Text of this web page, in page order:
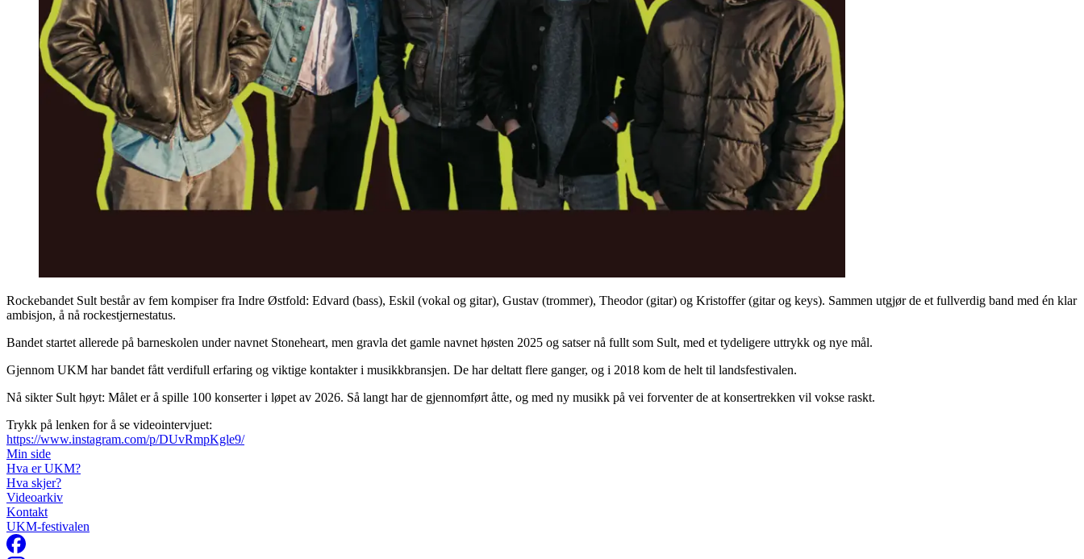
Rockebandet Sult består av fem kompiser fra Indre Østfold: Edvard (bass), Eskil (vokal og gitar), Gustav (trommer), Theodor (gitar) og Kristoffer (gitar og keys). Sammen utgjør de et fullverdig band med én klar
ambisjon, å nå rockestjernestatus.​​​​‌ ‍ ​‍​‍‌‍ ‌ ​‍‌‍‍‌‌‍‌ ‌‍‍‌‌‍ ‍​‍​‍​ ‍‍​‍​‍‌ ​ ‌‍​‌‌‍ ‍‌‍‍‌‌ ‌​‌ ‍‌​‍ ‍‌‍‍‌‌‍ ​‍​‍​‍ ​​‍​‍‌‍‍​‌ ​‍‌‍‌‌‌‍‌‍​‍​‍​ ‍‍​‍​‍‌‍‍​‌ ‌​‌ ‌​‌ ​​‌ ​ ​ ‍‍​‍ ​‍ ‌ ‌‌‌‍‍ ‌‍ ‌​‍ ‍‌ ​ ‌‍​‌‌‍ ‍‌‍‍‌‌ ‌​‌ ‍‌​‍ ‍‌ ​ ‌ ‌​‌ ‌‌‌‍‌​‌‍‍‌‌‍ ​‍ ‌‍‍‌‌‍ ‍‌ ‌​‌‍‌‌‌‍ ‍‌ ‌​​‍ ‌‍‌‌‌‍‌​‌‍‍‌‌ ‌​​‍ ‌‍ ‌‌‍ ‌‍‌​‌‍‌‌​ ‌‌ ​​‌ ​‍‌‍‌‌‌ ​ ‌‍‌‌‌‍ ‍‌ ‌​‌‍​‌‌ ‌​‌‍‍‌‌‍ ‌‍ ‍​ ‍ ‌‍‍‌‌‍‌​​ ‌‌‍​‍‌‍​ ​ ​ ‌‍​‌​ ‌‌​ ‌​​ ‌ ​ ​​​‍ ‌​ ‍​​ ‍‌​ ​ ‌‍‌​​‍ ‌​ ‌​‌‍​‌​ ‍​​ ‌ ​‍ ‌‌‍​‌​ ‌ ​ ‌‌​ ‍‌​‍ ‌​ ​‍​ ‌ ​ ‍​‌‍​‌​ ‌ ​ ​ ​ ‌‌​ ​ ​ ‍‌‌‍​ ​ ​‌‌‍​‍​ ‍ ‌ ‌​‌ ‍‌‌ ​​‌‍‌‌​ ‌‌‍​‍‌‍ ​‌‍ ‌‍‌ ​ ‍ ‌ ​​‌‍​‌‌ ‌​‌‍‍​​ ‌‌ ​‍‌‍‍‌‌‍​ ‌‍‍​‌‌‌​‌‍‌‌‌ ‍​‌ ‌​​‍‌‌​ ‌‌‌​​‍‌‌ ‌‍‍ ‌‍‌‌‌ ‍‌​‍‌‌​ ​ ‌​‌​​‍‌‌​ ​ ‌​‌​​‍‌‌​ ​‍​ ​‍‌‍‌‍‌‍​‌​ ‍‌​ ​‍​ ‌​‌‍​‌​ ‌ ​ ​​‌‍‌‍‌‍​‌​ ​​​ ‌​​‍‌‌​ ​‍​ ​‍​‍‌‌​ ‌‌‌​‌​​‍ ‍‌‍​ ‌‍‍​‌‍‍‌‌‍ ​‌‍‌​‌ ​‍‌‍‌‌‌‍ ‍​‍‌‌​ ‌‌‌​​‍‌‌ ‌‍‍ ‌‍‌‌‌ ‍‌​‍‌‌​ ​ ‌​‌​​‍‌‌​ ​ ‌​‌​​‍‌‌​ ​‍​ ​‍​ ‍‌‌‍​‌​ ​‍​ ​‍‌‍​‌‌‍​‌‌‍‌​​ ​‍​ ‌ ​ ‌ ​ ​​​ ‌‍​‍‌‌​ ​‍​ ​‍​‍‌‌​ ‌‌‌​‌​​‍ ‍‌ ‌​‌‍‌‌‌ ‍​‌ ‌​​ ‌‍​‍‌‍​‌‌ ​ ‌‍‌‌‌‌‌‌‌ ​‍‌‍ ​​ ‌‌‍‍​‌ ‌​‌ ‌​‌ ​​‌ ​ ​‍‌‌​ ​ ‌​​‌​‍‌‌​ ​‍‌​‌‍​‍‌‌​ ​‍‌​‌‍‌ ‌‌‌‍‍ ‌‍ ‌​‍ ‍‌ ​ ‌‍​‌‌‍ ‍‌‍‍‌‌ ‌​‌ ‍‌​‍ ‍‌ ​ ‌ ‌​‌ ‌‌‌‍‌​‌‍‍‌‌‍ ​‍‌‍‌‍‍‌‌‍‌​​ ‌‌‍​‍‌‍​ ​ ​ ‌‍​‌​ ‌‌​ ‌​​ ‌ ​ ​​​‍ ‌​ ‍​​ ‍‌​ ​ ‌‍‌​​‍ ‌​ ‌​‌‍​‌​ ‍​​ ‌ ​‍ ‌‌‍​‌​ ‌ ​ ‌‌​ ‍‌​‍ ‌​ ​‍​ ‌ ​ ‍​‌‍​‌​ ‌ ​ ​ ​ ‌‌​ ​ ​ ‍‌‌‍​ ​ ​‌‌‍​‍​‍‌‍‌ ‌​‌ ‍‌‌ ​​‌‍‌‌​ ‌‌‍​‍‌‍ ​‌‍ ‌‍‌ ​‍‌‍‌ ​​‌‍​‌‌ ‌​‌‍‍​​ ‌‌ ​‍‌‍‍‌‌‍​ ‌‍‍​‌‌‌​‌‍‌‌‌ ‍​‌ ‌​​‍‌‌​ ‌‌‌​​‍‌‌ ‌‍‍ ‌‍‌‌‌ ‍‌​‍‌‌​ ​ ‌​‌​​‍‌‌​ ​ ‌​‌​​‍‌‌​ ​‍​ ​‍‌‍‌‍‌‍​‌​ ‍‌​ ​‍​ ‌​‌‍​‌​ ‌ ​ ​​‌‍‌‍‌‍​‌​ ​​​ ‌​​‍‌‌​ ​‍​ ​‍​‍‌‌​ ‌‌‌​‌​​‍ ‍‌‍​ ‌‍‍​‌‍‍‌‌‍ ​‌‍‌​‌ ​‍‌‍‌‌‌‍ ‍​‍‌‌​ ‌‌‌​​‍‌‌ ‌‍‍ ‌‍‌‌‌ ‍‌​‍‌‌​ ​ ‌​‌​​‍‌‌​ ​ ‌​‌​​‍‌‌​ ​‍​ ​‍​ ‍‌‌‍​‌​ ​‍​ ​‍‌‍​‌‌‍​‌‌‍‌​​ ​‍​ ‌ ​ ‌ ​ ​​​ ‌‍​‍‌‌​ ​‍​ ​‍​‍‌‌​ ‌‌‌​‌​​‍ ‍‌ ‌​‌‍‌‌‌ ‍​‌ ‌​​‍‌‍‌ ​​‌‍‌‌‌ ​‍‌ ​ ‌ ​​‌‍‌‌‌‍​ ‌ ‌​‌‍‍‌‌ ‌‍‌‍‌‌​ ‌‌ ​​‌ ‌‌‌‍​‍‌‍ ​‌‍‍‌‌ ​ ‌‍‍​‌‍‌‌‌‍‌​​‍​‍‌ ‌
Bandet startet allerede på barneskolen under navnet Stoneheart, men gravla det gamle navnet høsten 2025 og satser nå fullt som Sult, med et tydeligere uttrykk og nye mål.​​​​‌ ‍ ​‍​‍‌‍ ‌ ​‍‌‍‍‌‌‍‌ ‌‍‍‌‌‍ ‍​‍​‍​ ‍‍​‍​‍‌ ​ ‌‍​‌‌‍ ‍‌‍‍‌‌ ‌​‌ ‍‌​‍ ‍‌‍‍‌‌‍ ​‍​‍​‍ ​​‍​‍‌‍‍​‌ ​‍‌‍‌‌‌‍‌‍​‍​‍​ ‍‍​‍​‍‌‍‍​‌ ‌​‌ ‌​‌ ​​‌ ​ ​ ‍‍​‍ ​‍ ‌ ‌‌‌‍‍ ‌‍ ‌​‍ ‍‌ ​ ‌‍​‌‌‍ ‍‌‍‍‌‌ ‌​‌ ‍‌​‍ ‍‌ ​ ‌ ‌​‌ ‌‌‌‍‌​‌‍‍‌‌‍ ​‍ ‌‍‍‌‌‍ ‍‌ ‌​‌‍‌‌‌‍ ‍‌ ‌​​‍ ‌‍‌‌‌‍‌​‌‍‍‌‌ ‌​​‍ ‌‍ ‌‌‍ ‌‍‌​‌‍‌‌​ ‌‌ ​​‌ ​‍‌‍‌‌‌ ​ ‌‍‌‌‌‍ ‍‌ ‌​‌‍​‌‌ ‌​‌‍‍‌‌‍ ‌‍ ‍​ ‍ ‌‍‍‌‌‍‌​​ ‌‌‍​‍‌‍​ ​ ​ ‌‍​‌​ ‌‌​ ‌​​ ‌ ​ ​​​‍ ‌​ ‍​​ ‍‌​ ​ ‌‍‌​​‍ ‌​ ‌​‌‍​‌​ ‍​​ ‌ ​‍ ‌‌‍​‌​ ‌ ​ ‌‌​ ‍‌​‍ ‌​ ​‍​ ‌ ​ ‍​‌‍​‌​ ‌ ​ ​ ​ ‌‌​ ​ ​ ‍‌‌‍​ ​ ​‌‌‍​‍​ ‍ ‌ ‌​‌ ‍‌‌ ​​‌‍‌‌​ ‌‌‍​‍‌‍ ​‌‍ ‌‍‌ ​ ‍ ‌ ​​‌‍​‌‌ ‌​‌‍‍​​ ‌‌ ​‍‌‍‍‌‌‍​ ‌‍‍​‌‌‌​‌‍‌‌‌ ‍​‌ ‌​​‍‌‌​ ‌‌‌​​‍‌‌ ‌‍‍ ‌‍‌‌‌ ‍‌​‍‌‌​ ​ ‌​‌​​‍‌‌​ ​ ‌​‌​​‍‌‌​ ​‍​ ​‍​ ‌‌​ ​ ​ ‌ ​ ​ ‌‍​ ​ ​​​ ​‌‌‍‌​​ ​ ‌‍​‍‌‍‌​‌‍‌‌​‍‌‌​ ​‍​ ​‍​‍‌‌​ ‌‌‌​‌​​‍ ‍‌‍​ ‌‍‍​‌‍‍‌‌‍ ​‌‍‌​‌ ​‍‌‍‌‌‌‍ ‍​‍‌‌​ ‌‌‌​​‍‌‌ ‌‍‍ ‌‍‌‌‌ ‍‌​‍‌‌​ ​ ‌​‌​​‍‌‌​ ​ ‌​‌​​‍‌‌​ ​‍​ ​‍​ ‌‌​ ‍‌​ ​​‌‍‌‍​ ‌​​ ​ ​ ​‍​ ‍‌​ ‌‍‌‍​‌​ ‌ ‌‍​‌​‍‌‌​ ​‍​ ​‍​‍‌‌​ ‌‌‌​‌​​‍ ‍‌ ‌​‌‍‌‌‌ ‍​‌ ‌​​ ‌‍​‍‌‍​‌‌ ​ ‌‍‌‌‌‌‌‌‌ ​‍‌‍ ​​ ‌‌‍‍​‌ ‌​‌ ‌​‌ ​​‌ ​ ​‍‌‌​ ​ ‌​​‌​‍‌‌​ ​‍‌​‌‍​‍‌‌​ ​‍‌​‌‍‌ ‌‌‌‍‍ ‌‍ ‌​‍ ‍‌ ​ ‌‍​‌‌‍ ‍‌‍‍‌‌ ‌​‌ ‍‌​‍ ‍‌ ​ ‌ ‌​‌ ‌‌‌‍‌​‌‍‍‌‌‍ ​‍‌‍‌‍‍‌‌‍‌​​ ‌‌‍​‍‌‍​ ​ ​ ‌‍​‌​ ‌‌​ ‌​​ ‌ ​ ​​​‍ ‌​ ‍​​ ‍‌​ ​ ‌‍‌​​‍ ‌​ ‌​‌‍​‌​ ‍​​ ‌ ​‍ ‌‌‍​‌​ ‌ ​ ‌‌​ ‍‌​‍ ‌​ ​‍​ ‌ ​ ‍​‌‍​‌​ ‌ ​ ​ ​ ‌‌​ ​ ​ ‍‌‌‍​ ​ ​‌‌‍​‍​‍‌‍‌ ‌​‌ ‍‌‌ ​​‌‍‌‌​ ‌‌‍​‍‌‍ ​‌‍ ‌‍‌ ​‍‌‍‌ ​​‌‍​‌‌ ‌​‌‍‍​​ ‌‌ ​‍‌‍‍‌‌‍​ ‌‍‍​‌‌‌​‌‍‌‌‌ ‍​‌ ‌​​‍‌‌​ ‌‌‌​​‍‌‌ ‌‍‍ ‌‍‌‌‌ ‍‌​‍‌‌​ ​ ‌​‌​​‍‌‌​ ​ ‌​‌​​‍‌‌​ ​‍​ ​‍​ ‌‌​ ​ ​ ‌ ​ ​ ‌‍​ ​ ​​​ ​‌‌‍‌​​ ​ ‌‍​‍‌‍‌​‌‍‌‌​‍‌‌​ ​‍​ ​‍​‍‌‌​ ‌‌‌​‌​​‍ ‍‌‍​ ‌‍‍​‌‍‍‌‌‍ ​‌‍‌​‌ ​‍‌‍‌‌‌‍ ‍​‍‌‌​ ‌‌‌​​‍‌‌ ‌‍‍ ‌‍‌‌‌ ‍‌​‍‌‌​ ​ ‌​‌​​‍‌‌​ ​ ‌​‌​​‍‌‌​ ​‍​ ​‍​ ‌‌​ ‍‌​ ​​‌‍‌‍​ ‌​​ ​ ​ ​‍​ ‍‌​ ‌‍‌‍​‌​ ‌ ‌‍​‌​‍‌‌​ ​‍​ ​‍​‍‌‌​ ‌‌‌​‌​​‍ ‍‌ ‌​‌‍‌‌‌ ‍​‌ ‌​​‍‌‍‌ ​​‌‍‌‌‌ ​‍‌ ​ ‌ ​​‌‍‌‌‌‍​ ‌ ‌​‌‍‍‌‌ ‌‍‌‍‌‌​ ‌‌ ​​‌ ‌‌‌‍​‍‌‍ ​‌‍‍‌‌ ​ ‌‍‍​‌‍‌‌‌‍‌​​‍​‍‌ ‌
Gjennom UKM har bandet fått verdifull erfaring og viktige kontakter i musikkbransjen. De har deltatt flere ganger, og i 2018 kom de helt til landsfestivalen.​​​​‌ ‍ ​‍​‍‌‍ ‌ ​‍‌‍‍‌‌‍‌ ‌‍‍‌‌‍ ‍​‍​‍​ ‍‍​‍​‍‌ ​ ‌‍​‌‌‍ ‍‌‍‍‌‌ ‌​‌ ‍‌​‍ ‍‌‍‍‌‌‍ ​‍​‍​‍ ​​‍​‍‌‍‍​‌ ​‍‌‍‌‌‌‍‌‍​‍​‍​ ‍‍​‍​‍‌‍‍​‌ ‌​‌ ‌​‌ ​​‌ ​ ​ ‍‍​‍ ​‍ ‌ ‌‌‌‍‍ ‌‍ ‌​‍ ‍‌ ​ ‌‍​‌‌‍ ‍‌‍‍‌‌ ‌​‌ ‍‌​‍ ‍‌ ​ ‌ ‌​‌ ‌‌‌‍‌​‌‍‍‌‌‍ ​‍ ‌‍‍‌‌‍ ‍‌ ‌​‌‍‌‌‌‍ ‍‌ ‌​​‍ ‌‍‌‌‌‍‌​‌‍‍‌‌ ‌​​‍ ‌‍ ‌‌‍ ‌‍‌​‌‍‌‌​ ‌‌ ​​‌ ​‍‌‍‌‌‌ ​ ‌‍‌‌‌‍ ‍‌ ‌​‌‍​‌‌ ‌​‌‍‍‌‌‍ ‌‍ ‍​ ‍ ‌‍‍‌‌‍‌​​ ‌‌‍​‍‌‍​ ​ ​ ‌‍​‌​ ‌‌​ ‌​​ ‌ ​ ​​​‍ ‌​ ‍​​ ‍‌​ ​ ‌‍‌​​‍ ‌​ ‌​‌‍​‌​ ‍​​ ‌ ​‍ ‌‌‍​‌​ ‌ ​ ‌‌​ ‍‌​‍ ‌​ ​‍​ ‌ ​ ‍​‌‍​‌​ ‌ ​ ​ ​ ‌‌​ ​ ​ ‍‌‌‍​ ​ ​‌‌‍​‍​ ‍ ‌ ‌​‌ ‍‌‌ ​​‌‍‌‌​ ‌‌‍​‍‌‍ ​‌‍ ‌‍‌ ​ ‍ ‌ ​​‌‍​‌‌ ‌​‌‍‍​​ ‌‌ ​‍‌‍‍‌‌‍​ ‌‍‍​‌‌‌​‌‍‌‌‌ ‍​‌ ‌​​‍‌‌​ ‌‌‌​​‍‌‌ ‌‍‍ ‌‍‌‌‌ ‍‌​‍‌‌​ ​ ‌​‌​​‍‌‌​ ​ ‌​‌​​‍‌‌​ ​‍​ ​‍​ ​‍‌‍​ ​ ‌‌‌‍​‌‌‍‌‍​ ‌ ​ ​‌​ ‍​‌‍​‌​ ​ ​ ‌‌​ ‌‌​‍‌‌​ ​‍​ ​‍​‍‌‌​ ‌‌‌​‌​​‍ ‍‌‍​ ‌‍‍​‌‍‍‌‌‍ ​‌‍‌​‌ ​‍‌‍‌‌‌‍ ‍​‍‌‌​ ‌‌‌​​‍‌‌ ‌‍‍ ‌‍‌‌‌ ‍‌​‍‌‌​ ​ ‌​‌​​‍‌‌​ ​ ‌​‌​​‍‌‌​ ​‍​ ​‍​ ‌​​ ​‍‌‍‌​​ ‍‌​ ‌‌‌‍‌‍​ ‍‌​ ‌​​ ‌‌​ ​​​ ​‌‌‍‌‌​‍‌‌​ ​‍​ ​‍​‍‌‌​ ‌‌‌​‌​​‍ ‍‌ ‌​‌‍‌‌‌ ‍​‌ ‌​​ ‌‍​‍‌‍​‌‌ ​ ‌‍‌‌‌‌‌‌‌ ​‍‌‍ ​​ ‌‌‍‍​‌ ‌​‌ ‌​‌ ​​‌ ​ ​‍‌‌​ ​ ‌​​‌​‍‌‌​ ​‍‌​‌‍​‍‌‌​ ​‍‌​‌‍‌ ‌‌‌‍‍ ‌‍ ‌​‍ ‍‌ ​ ‌‍​‌‌‍ ‍‌‍‍‌‌ ‌​‌ ‍‌​‍ ‍‌ ​ ‌ ‌​‌ ‌‌‌‍‌​‌‍‍‌‌‍ ​‍‌‍‌‍‍‌‌‍‌​​ ‌‌‍​‍‌‍​ ​ ​ ‌‍​‌​ ‌‌​ ‌​​ ‌ ​ ​​​‍ ‌​ ‍​​ ‍‌​ ​ ‌‍‌​​‍ ‌​ ‌​‌‍​‌​ ‍​​ ‌ ​‍ ‌‌‍​‌​ ‌ ​ ‌‌​ ‍‌​‍ ‌​ ​‍​ ‌ ​ ‍​‌‍​‌​ ‌ ​ ​ ​ ‌‌​ ​ ​ ‍‌‌‍​ ​ ​‌‌‍​‍​‍‌‍‌ ‌​‌ ‍‌‌ ​​‌‍‌‌​ ‌‌‍​‍‌‍ ​‌‍ ‌‍‌ ​‍‌‍‌ ​​‌‍​‌‌ ‌​‌‍‍​​ ‌‌ ​‍‌‍‍‌‌‍​ ‌‍‍​‌‌‌​‌‍‌‌‌ ‍​‌ ‌​​‍‌‌​ ‌‌‌​​‍‌‌ ‌‍‍ ‌‍‌‌‌ ‍‌​‍‌‌​ ​ ‌​‌​​‍‌‌​ ​ ‌​‌​​‍‌‌​ ​‍​ ​‍​ ​‍‌‍​ ​ ‌‌‌‍​‌‌‍‌‍​ ‌ ​ ​‌​ ‍​‌‍​‌​ ​ ​ ‌‌​ ‌‌​‍‌‌​ ​‍​ ​‍​‍‌‌​ ‌‌‌​‌​​‍ ‍‌‍​ ‌‍‍​‌‍‍‌‌‍ ​‌‍‌​‌ ​‍‌‍‌‌‌‍ ‍​‍‌‌​ ‌‌‌​​‍‌‌ ‌‍‍ ‌‍‌‌‌ ‍‌​‍‌‌​ ​ ‌​‌​​‍‌‌​ ​ ‌​‌​​‍‌‌​ ​‍​ ​‍​ ‌​​ ​‍‌‍‌​​ ‍‌​ ‌‌‌‍‌‍​ ‍‌​ ‌​​ ‌‌​ ​​​ ​‌‌‍‌‌​‍‌‌​ ​‍​ ​‍​‍‌‌​ ‌‌‌​‌​​‍ ‍‌ ‌​‌‍‌‌‌ ‍​‌ ‌​​‍‌‍‌ ​​‌‍‌‌‌ ​‍‌ ​ ‌ ​​‌‍‌‌‌‍​ ‌ ‌​‌‍‍‌‌ ‌‍‌‍‌‌​ ‌‌ ​​‌ ‌‌‌‍​‍‌‍ ​‌‍‍‌‌ ​ ‌‍‍​‌‍‌‌‌‍‌​​‍​‍‌ ‌
Nå sikter Sult høyt: Målet er å spille 100 konserter i løpet av 2026. Så langt har de gjennomført åtte, og med ny musikk på vei forventer de at konsertrekken vil vokse raskt.​​​​‌ ‍ ​‍​‍‌‍ ‌ ​‍‌‍‍‌‌‍‌ ‌‍‍‌‌‍ ‍​‍​‍​ ‍‍​‍​‍‌ ​ ‌‍​‌‌‍ ‍‌‍‍‌‌ ‌​‌ ‍‌​‍ ‍‌‍‍‌‌‍ ​‍​‍​‍ ​​‍​‍‌‍‍​‌ ​‍‌‍‌‌‌‍‌‍​‍​‍​ ‍‍​‍​‍‌‍‍​‌ ‌​‌ ‌​‌ ​​‌ ​ ​ ‍‍​‍ ​‍ ‌ ‌‌‌‍‍ ‌‍ ‌​‍ ‍‌ ​ ‌‍​‌‌‍ ‍‌‍‍‌‌ ‌​‌ ‍‌​‍ ‍‌ ​ ‌ ‌​‌ ‌‌‌‍‌​‌‍‍‌‌‍ ​‍ ‌‍‍‌‌‍ ‍‌ ‌​‌‍‌‌‌‍ ‍‌ ‌​​‍ ‌‍‌‌‌‍‌​‌‍‍‌‌ ‌​​‍ ‌‍ ‌‌‍ ‌‍‌​‌‍‌‌​ ‌‌ ​​‌ ​‍‌‍‌‌‌ ​ ‌‍‌‌‌‍ ‍‌ ‌​‌‍​‌‌ ‌​‌‍‍‌‌‍ ‌‍ ‍​ ‍ ‌‍‍‌‌‍‌​​ ‌‌‍​‍‌‍​ ​ ​ ‌‍​‌​ ‌‌​ ‌​​ ‌ ​ ​​​‍ ‌​ ‍​​ ‍‌​ ​ ‌‍‌​​‍ ‌​ ‌​‌‍​‌​ ‍​​ ‌ ​‍ ‌‌‍​‌​ ‌ ​ ‌‌​ ‍‌​‍ ‌​ ​‍​ ‌ ​ ‍​‌‍​‌​ ‌ ​ ​ ​ ‌‌​ ​ ​ ‍‌‌‍​ ​ ​‌‌‍​‍​ ‍ ‌ ‌​‌ ‍‌‌ ​​‌‍‌‌​ ‌‌‍​‍‌‍ ​‌‍ ‌‍‌ ​ ‍ ‌ ​​‌‍​‌‌ ‌​‌‍‍​​ ‌‌ ​‍‌‍‍‌‌‍​ ‌‍‍​‌‌‌​‌‍‌‌‌ ‍​‌ ‌​​‍‌‌​ ‌‌‌​​‍‌‌ ‌‍‍ ‌‍‌‌‌ ‍‌​‍‌‌​ ​ ‌​‌​​‍‌‌​ ​ ‌​‌​​‍‌‌​ ​‍​ ​‍‌‍‌​​ ‌ ‌‍​‌‌‍​‌​ ​ ​ ​​​ ​‍‌‍‌‌‌‍​ ​ ‌ ​ ​​​ ‍​​‍‌‌​ ​‍​ ​‍​‍‌‌​ ‌‌‌​‌​​‍ ‍‌‍​ ‌‍‍​‌‍‍‌‌‍ ​‌‍‌​‌ ​‍‌‍‌‌‌‍ ‍​‍‌‌​ ‌‌‌​​‍‌‌ ‌‍‍ ‌‍‌‌‌ ‍‌​‍‌‌​ ​ ‌​‌​​‍‌‌​ ​ ‌​‌​​‍‌‌​ ​‍​ ​‍​ ‍‌‌‍​‍​ ‌‌‌‍‌‍​ ‌ ​ ‌‌​ ‍​​ ‍​​ ​‌‌‍​‍​ ‍‌​ ​‍​‍‌‌​ ​‍​ ​‍​‍‌‌​ ‌‌‌​‌​​‍ ‍‌ ‌​‌‍‌‌‌ ‍​‌ ‌​​ ‌‍​‍‌‍​‌‌ ​ ‌‍‌‌‌‌‌‌‌ ​‍‌‍ ​​ ‌‌‍‍​‌ ‌​‌ ‌​‌ ​​‌ ​ ​‍‌‌​ ​ ‌​​‌​‍‌‌​ ​‍‌​‌‍​‍‌‌​ ​‍‌​‌‍‌ ‌‌‌‍‍ ‌‍ ‌​‍ ‍‌ ​ ‌‍​‌‌‍ ‍‌‍‍‌‌ ‌​‌ ‍‌​‍ ‍‌ ​ ‌ ‌​‌ ‌‌‌‍‌​‌‍‍‌‌‍ ​‍‌‍‌‍‍‌‌‍‌​​ ‌‌‍​‍‌‍​ ​ ​ ‌‍​‌​ ‌‌​ ‌​​ ‌ ​ ​​​‍ ‌​ ‍​​ ‍‌​ ​ ‌‍‌​​‍ ‌​ ‌​‌‍​‌​ ‍​​ ‌ ​‍ ‌‌‍​‌​ ‌ ​ ‌‌​ ‍‌​‍ ‌​ ​‍​ ‌ ​ ‍​‌‍​‌​ ‌ ​ ​ ​ ‌‌​ ​ ​ ‍‌‌‍​ ​ ​‌‌‍​‍​‍‌‍‌ ‌​‌ ‍‌‌ ​​‌‍‌‌​ ‌‌‍​‍‌‍ ​‌‍ ‌‍‌ ​‍‌‍‌ ​​‌‍​‌‌ ‌​‌‍‍​​ ‌‌ ​‍‌‍‍‌‌‍​ ‌‍‍​‌‌‌​‌‍‌‌‌ ‍​‌ ‌​​‍‌‌​ ‌‌‌​​‍‌‌ ‌‍‍ ‌‍‌‌‌ ‍‌​‍‌‌​ ​ ‌​‌​​‍‌‌​ ​ ‌​‌​​‍‌‌​ ​‍​ ​‍‌‍‌​​ ‌ ‌‍​‌‌‍​‌​ ​ ​ ​​​ ​‍‌‍‌‌‌‍​ ​ ‌ ​ ​​​ ‍​​‍‌‌​ ​‍​ ​‍​‍‌‌​ ‌‌‌​‌​​‍ ‍‌‍​ ‌‍‍​‌‍‍‌‌‍ ​‌‍‌​‌ ​‍‌‍‌‌‌‍ ‍​‍‌‌​ ‌‌‌​​‍‌‌ ‌‍‍ ‌‍‌‌‌ ‍‌​‍‌‌​ ​ ‌​‌​​‍‌‌​ ​ ‌​‌​​‍‌‌​ ​‍​ ​‍​ ‍‌‌‍​‍​ ‌‌‌‍‌‍​ ‌ ​ ‌‌​ ‍​​ ‍​​ ​‌‌‍​‍​ ‍‌​ ​‍​‍‌‌​ ​‍​ ​‍​‍‌‌​ ‌‌‌​‌​​‍ ‍‌ ‌​‌‍‌‌‌ ‍​‌ ‌​​‍‌‍‌ ​​‌‍‌‌‌ ​‍‌ ​ ‌ ​​‌‍‌‌‌‍​ ‌ ‌​‌‍‍‌‌ ‌‍‌‍‌‌​ ‌‌ ​​‌ ‌‌‌‍​‍‌‍ ​‌‍‍‌‌ ​ ‌‍‍​‌‍‌‌‌‍‌​​‍​‍‌ ‌
Trykk på lenken for å se videointervjuet:
https://www.instagram.com/p/DUvRmpKgle9/
Min side
Hva er UKM?
Hva skjer?
Videoarkiv
Kontakt
UKM-festivalen